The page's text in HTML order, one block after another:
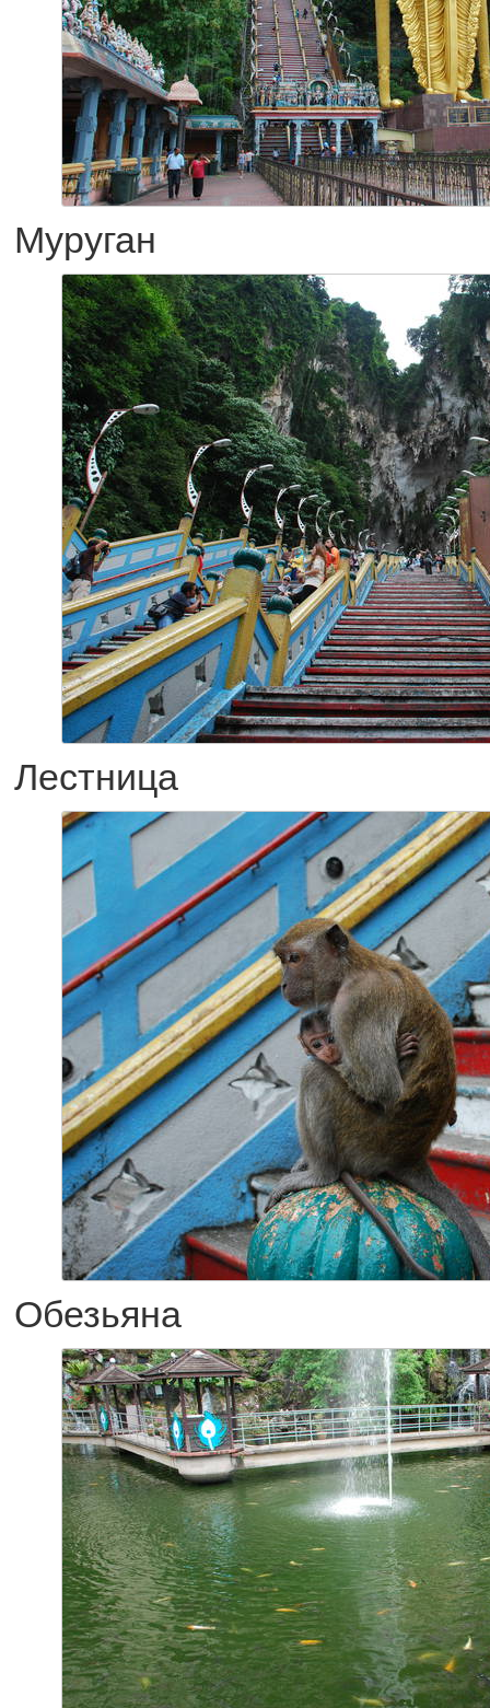
Муруган
Лестница
Обезьяна